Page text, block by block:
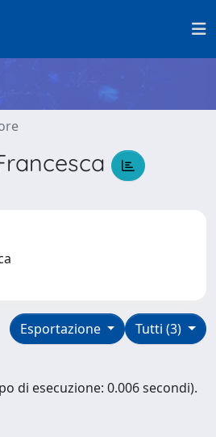
Tutti (3)
Esportazione
di esecuzione: 0.006 secondi).